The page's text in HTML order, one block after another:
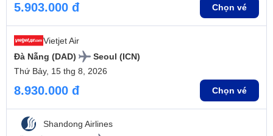
5.903.000 đ Chọn vé
Vietjet Air
Đà Nẵng (DAD)
Seoul (ICN)
Thứ Bảy, 15 thg 8, 2026
8.930.000 đ Chọn vé
Shandong Airlines